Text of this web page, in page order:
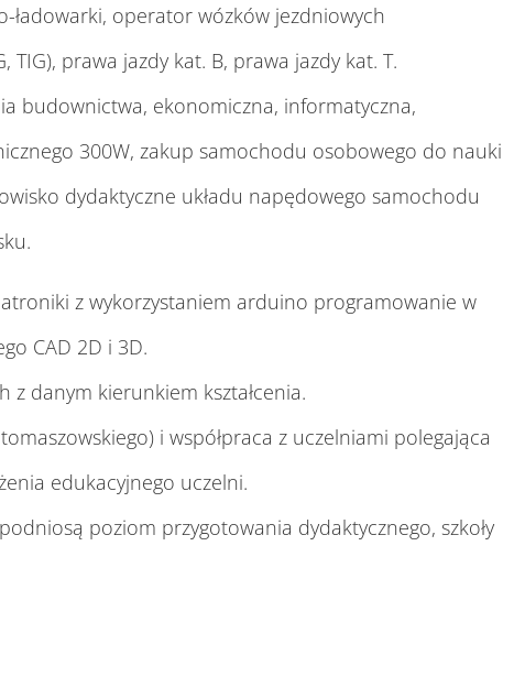
operator wózków jezdniowych
prawa jazdy kat. B, prawa jazdy kat. T.
budownictwa, ekonomiczna, informatyczna,
300W, zakup samochodu osobowego do nauki
dydaktyczne układu napędowego samochodu
z wykorzystaniem arduino programowanie w
CAD 2D i 3D.
danym kierunkiem kształcenia.
i współpraca z uczelniami polegająca
edukacyjnego uczelni.
poziom przygotowania dydaktycznego, szkoły